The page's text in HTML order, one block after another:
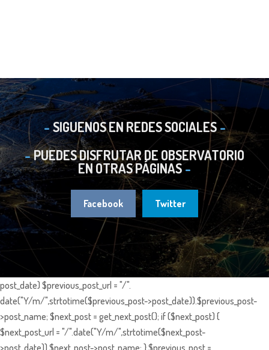
SIGUENOS EN REDES SOCIALES
PUEDES DISFRUTAR DE OBSERVATORIO
EN OTRAS PÁGINAS
Facebook Twitter
post_date) $previous_post_url = "/".
date("Y/m/",strtotime($previous_post->post_date)).$previous_post-
>post_name; $next_post = get_next_post(); if ($next_post) {
$next_post_url = "/".date("Y/m/",strtotime($next_post-
>post_date)).$next_post->post_name; } $previous_post =